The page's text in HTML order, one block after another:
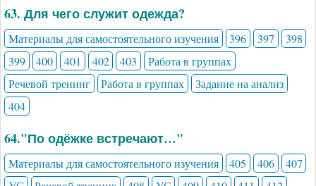
63. Для чего служит одежда?
Материалы для самостоятельного изучения 396 397
398
399
400 401 402 403
Работа в группах
Речевой тренинг
Работа в группах
Задание на анализ
404
64."По одёжке встречают…"
Материалы для самостоятельного изучения 405 406
407